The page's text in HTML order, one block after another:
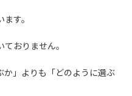
す。
おりません。
か」よりも「どのように選ぶ